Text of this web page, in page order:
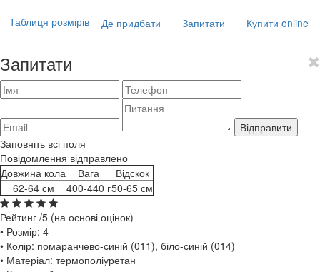
Таблиця розмірів Де придбати Запитати Купити online
Запитати
Відправити
Заповніть всі поля
Повідомлення відправлено
Довжина кола
Вага
Відскок
62-64 см
400-440 г50-65 см
Рейтинг /5 (на основі оцінок)
• Розмір: 4
• Колір: помаранчево-синій (011), біло-синій (014)
• Матеріал: термополіуретан